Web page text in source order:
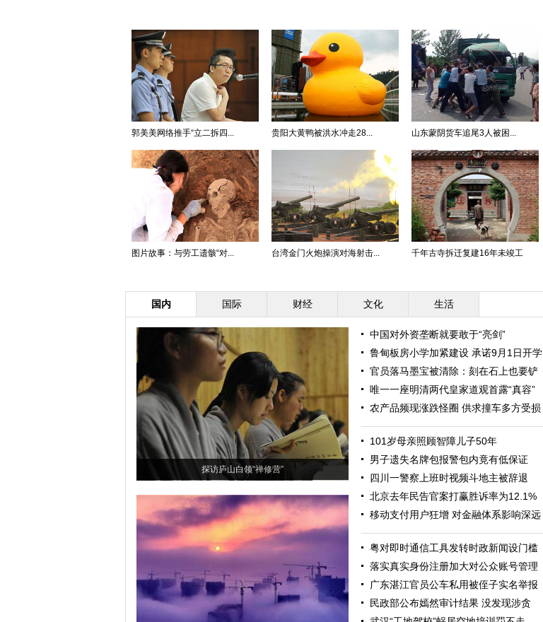
郭美美网络推手“立二拆四... 贵阳大黄鸭被洪水冲走28... 山东蒙阴货车追尾3人被困...
图片故事：与劳工遗骸“对... 台湾金门火炮操演对海射击... 千年古寺拆迁复建16年未竣工
国内 国际 财经 文化 生活
探访庐山白领“禅修营”
中国对外资垄断就要敢于“亮剑”
鲁甸板房小学加紧建设 承诺9月1日开学
官员落马墨宝被清除：刻在石上也要铲
唯一一座明清两代皇家道观首露“真容”
农产品频现涨跌怪圈 供求撞车多方受损
101岁母亲照顾智障儿子50年
男子遗失名牌包报警包内竟有低保证
四川一警察上班时视频斗地主被辞退
北京去年民告官案打赢胜诉率为12.1%
移动支付用户狂增 对金融体系影响深远
粤对即时通信工具发转时政新闻设门槛
落实真实身份注册加大对公众账号管理
广东湛江官员公车私用被侄子实名举报
民政部公布嫣然审计结果 没发现涉贪